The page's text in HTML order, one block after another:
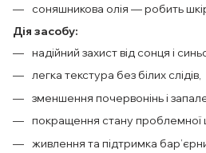
соняшникова олія — робить
Дія засобу:
надійний захист від сонця і
легка текстура без білих слідів,
зменшення почервонінь і
покращення стану проблемної
живлення та підтримка